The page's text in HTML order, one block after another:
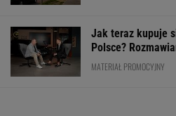
Jak teraz kupuje
Polsce?
MATERIAŁ PROMOCYJNY